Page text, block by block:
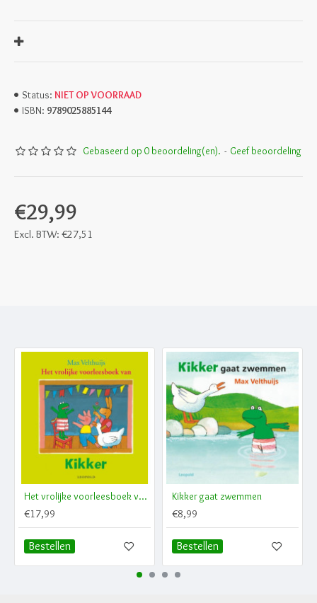
Status: NIET OP VOORRAAD
ISBN: 9789025885144
Gebaseerd op 0 beoordeling(en). - Geef beoordeling
€29,99
Excl. BTW: €27,51
Het vrolijke voorleesboek van Kikker
€17,99
Bestellen
Kikker gaat zwemmen
€8,99
Bestellen